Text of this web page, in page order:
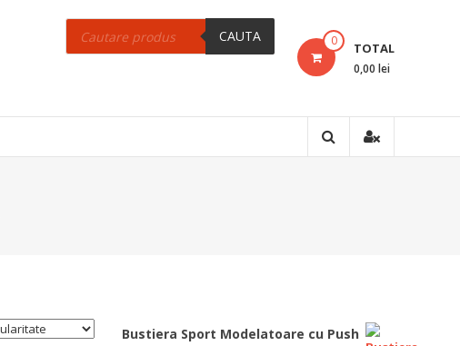
0 TOTAL
0,00 lei
Products
search CAUTA
Bustiera Sport Modelatoare cu Push